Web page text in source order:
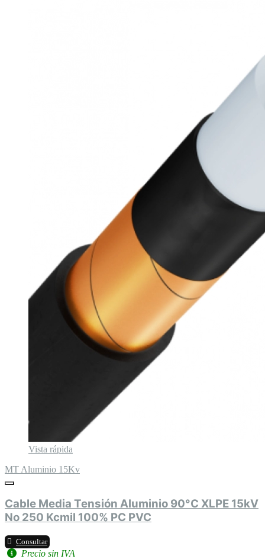
Vista rápida
MT Aluminio 15Kv
Cable Media Tensión Aluminio 90°C XLPE 15kV
No 250 Kcmil 100% PC PVC
Consultar
Precio sin IVA